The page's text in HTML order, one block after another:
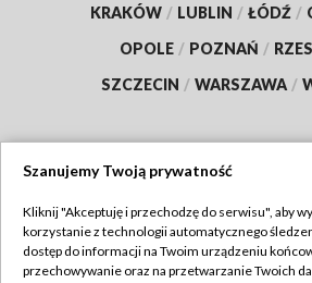
KRAKÓW / LUBLIN / ŁÓDŹ /
OPOLE / POZNAŃ /
SZCZECIN / WARSZAWA /
TVP
Abonament TVP
Regulamin TVP
Szanujemy Twoją prywatność
Kliknij "Akceptuję i przechodzę do serwisu", aby
korzystanie z technologii automatycznego
dostęp do informacji na Twoim urządzeniu
przechowywanie oraz na przetwarzanie Twoich